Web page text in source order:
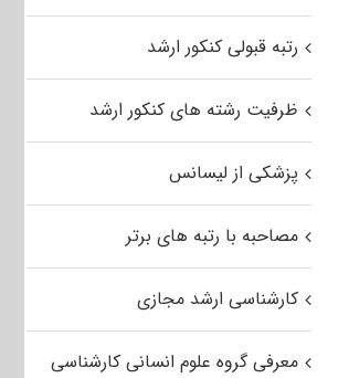
رتبه قبولی کنکور ارشد
ظرفیت رشته های کنکور ارشد
پزشکی از لیسانس
مصاحبه با رتبه های برتر
کارشناسی ارشد مجازی
معرفی گروه علوم انسانی کارشناسی